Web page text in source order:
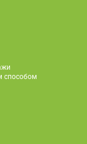
способом